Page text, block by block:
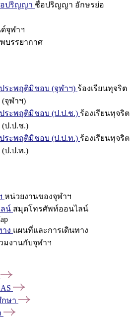
ปริญญา ชื่อปริญญา อักษรย่อ
จุฬาฯ
บรรยากาศ
ระพฤติมิชอบ (จุฬาฯ) ร้องเรียนทุจริต
จุฬาฯ)
ระพฤติมิชอบ (ป.ป.ช.) ร้องเรียนทุจริต
ป.ป.ช.)
ระพฤติมิชอบ (ป.ป.ท.) ร้องเรียนทุจริต
ป.ป.ท.)
หน่วยงานของจุฬาฯ
น์ สมุดโทรศัพท์ออนไลน์
ง แผนที่และการเดินทาง
มงานกับจุฬาฯ
กษา